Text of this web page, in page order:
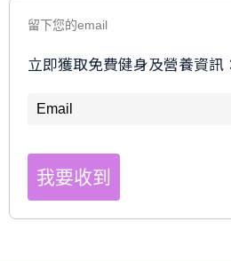
留下您的email
立即獲取免費健身及營養資訊
我要收到